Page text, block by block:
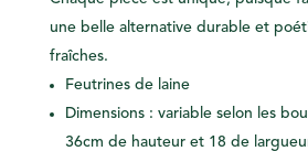
une belle alternative durable et
fraîches.
Feutrines de laine
Dimensions : variable selon les
36cm de hauteur et 18 de